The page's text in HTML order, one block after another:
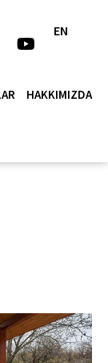
EN
HAKKIMIZDA